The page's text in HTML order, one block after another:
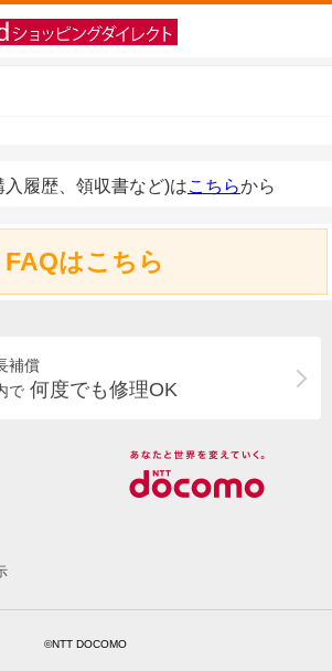
入履歴、領収書など)はこちらから
FAQはこちら
補償
で 何度でも修理OK
©NTT DOCOMO